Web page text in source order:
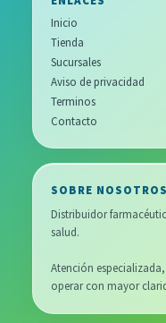
Inicio
Tienda
Sucursales
Aviso de privacidad
Terminos
Contacto
SOBRE NOSOTROS
Distribuidor
salud.
Atención
operar con mayor